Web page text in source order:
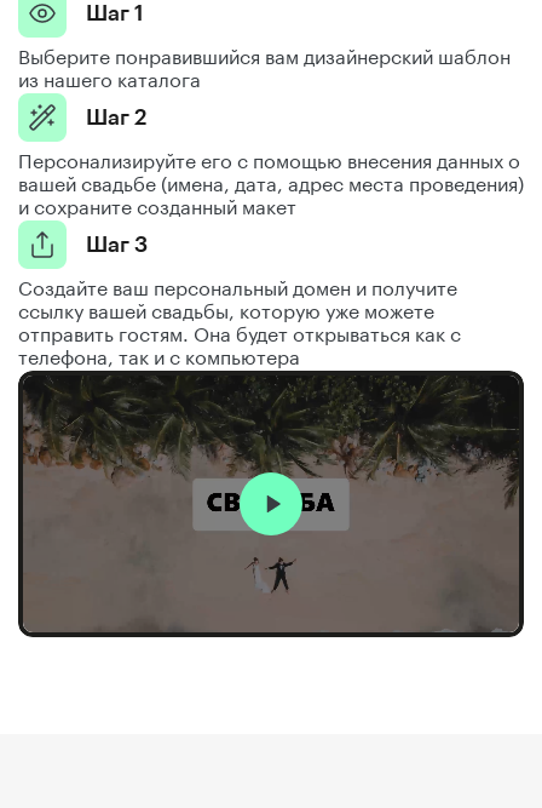
Шаг 1
Выберите понравившийся вам дизайнерский шаблон
из нашего каталога
Шаг 2
Персонализируйте его с помощью внесения данных о
вашей свадьбе (имена, дата, адрес места проведения)
и сохраните созданный макет
Шаг 3
Создайте ваш персональный домен и получите
ссылку вашей свадьбы, которую уже можете
отправить гостям. Она будет открываться как с
телефона, так и с компьютера